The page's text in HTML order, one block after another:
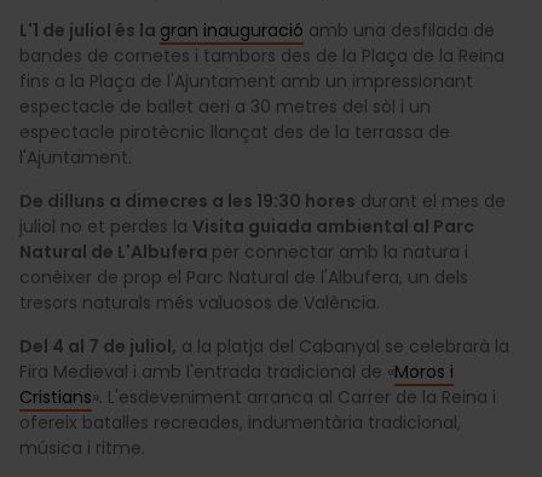
L'1 de juliol és la gran inauguració amb una desfilada de
bandes de cornetes i tambors des de la Plaça de la Reina
fins a la Plaça de l'Ajuntament amb un impressionant
espectacle de ballet aeri a 30 metres del sòl i un
espectacle pirotècnic llançat des de la terrassa de
l'Ajuntament.
De dilluns a dimecres a les 19:30 hores durant el mes de
juliol no et perdes la Visita guiada ambiental al Parc
Natural de L'Albufera per connectar amb la natura i
conèixer de prop el Parc Natural de l'Albufera, un dels
tresors naturals més valuosos de València.
Del 4 al 7 de juliol, a la platja del Cabanyal se celebrarà la
Fira Medieval i amb l'entrada tradicional de «Moros i
Cristians». L'esdeveniment arranca al Carrer de la Reina i
ofereix batalles recreades, indumentària tradicional,
música i ritme.